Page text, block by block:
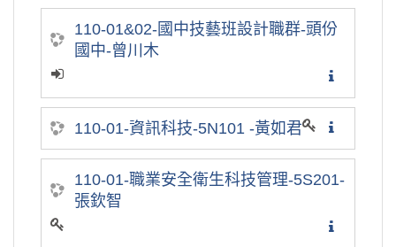
110-01&02-國中技藝班設計職群-頭份
國中-曾川木
110-01-資訊科技-5N101 -黃如君
110-01-職業安全衛生科技管理-5S201-
張欽智